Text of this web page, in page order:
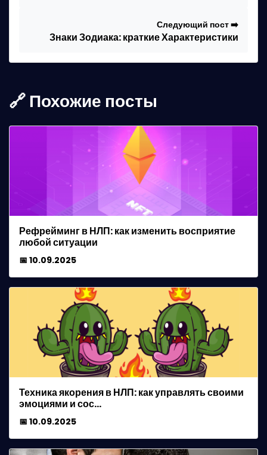
Следующий пост ➡️
Знаки Зодиака: краткие Характеристики
🔗 Похожие посты
Рефрейминг в НЛП: как изменить восприятие
любой ситуации
📅 10.09.2025
Техника якорения в НЛП: как управлять своими
эмоциями и сос…
📅 10.09.2025